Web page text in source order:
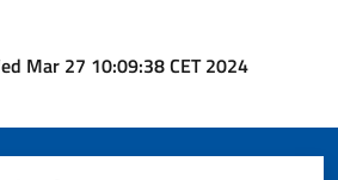
Mar 27 10:09:38 CET 2024